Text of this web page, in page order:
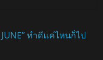
ทำดีแค่ไหนก็ไป